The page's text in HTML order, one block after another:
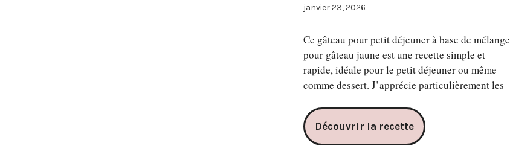
janvier 23, 2026
Ce gâteau pour petit déjeuner à base de mélange
pour gâteau jaune est une recette simple et
rapide, idéale pour le petit déjeuner ou même
comme dessert. J’apprécie particulièrement les
Découvrir la recette